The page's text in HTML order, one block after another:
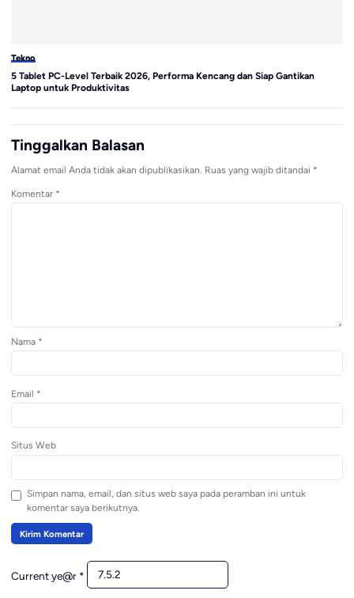
Tekno
5 Tablet PC-Level Terbaik 2026, Performa Kencang dan Siap Gantikan
Laptop untuk Produktivitas
Tinggalkan Balasan
Alamat email Anda tidak akan dipublikasikan. Ruas yang wajib ditandai *
Komentar *
Nama *
Email *
Situs Web
Simpan nama, email, dan situs web saya pada peramban ini untuk
komentar saya berikutnya.
Current ye@r *